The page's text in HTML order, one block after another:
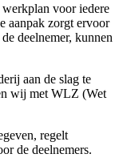
voor iedere
aanpak zorgt ervoor
deelnemer, kunnen
aan de slag te
wij met WLZ (Wet
regelt
de deelnemers.